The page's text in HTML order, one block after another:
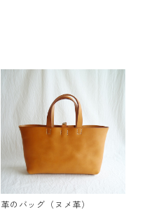
革のバッグ（ヌメ革）